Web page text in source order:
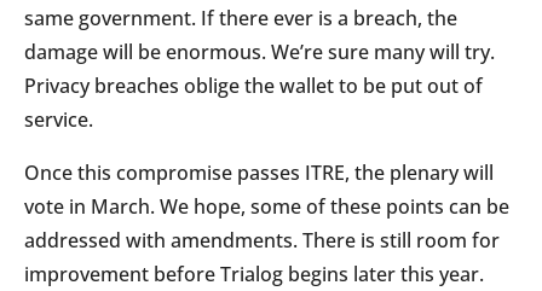
same government. If there ever is a breach, the
damage will be enormous. We’re sure many will try.
Privacy breaches oblige the wallet to be put out of
service.
Once this compromise passes ITRE, the plenary will
vote in March. We hope, some of these points can be
addressed with amendments. There is still room for
improvement before Trialog begins later this year.